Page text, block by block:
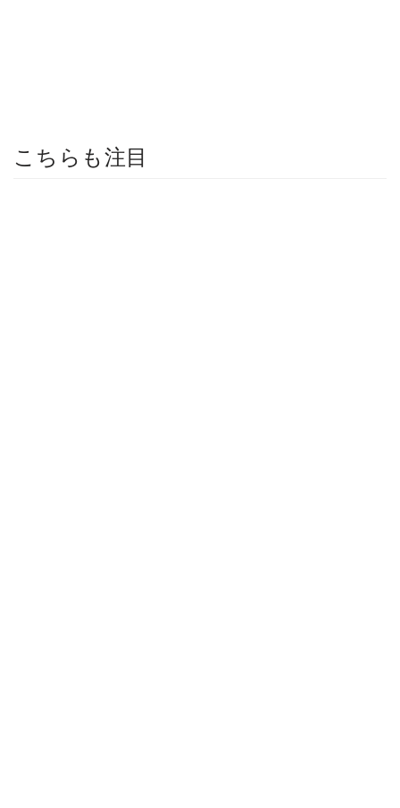
こちらも注目